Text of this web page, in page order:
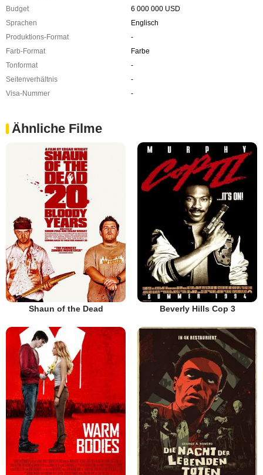
Budget
6 000 000 USD
Sprachen
Englisch
Produktions-Format
-
Farb-Format
Farbe
Tonformat
-
Seitenverhältnis
-
Visa-Nummer
-
Ähnliche Filme
Shaun of the Dead Beverly Hills Cop 3